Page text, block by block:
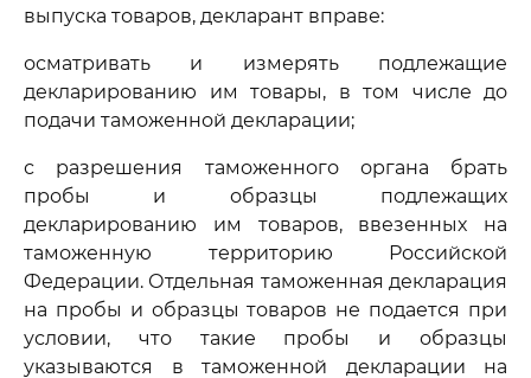
выпуска товаров, декларант вправе:
осматривать и измерять подлежащие
декларированию им товары, в том числе до
подачи таможенной декларации;
с разрешения таможенного органа брать
пробы и образцы подлежащих
декларированию им товаров, ввезенных на
таможенную территорию Российской
Федерации. Отдельная таможенная декларация
на пробы и образцы товаров не подается при
условии, что такие пробы и образцы
указываются в таможенной декларации на